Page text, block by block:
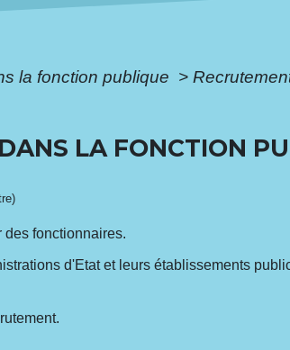
la fonction publique >
LA FONCTION
des fonctionnaires.
d'Etat et leurs établissements